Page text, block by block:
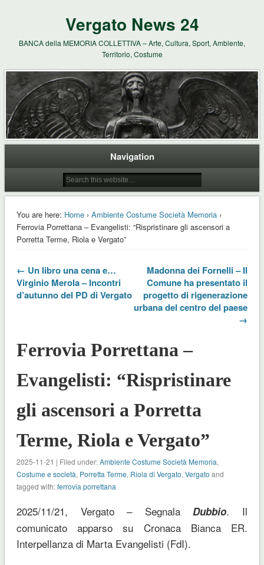
Vergato News 24
BANCA della MEMORIA COLLETTIVA – Arte, Cultura, Sport, Ambiente,
Territorio, Costume
Navigation
You are here: Home› Ambiente Costume Società Memoria›
Ferrovia Porrettana – Evangelisti: “Rispristinare gli ascensori a
Porretta Terme, Riola e Vergato”
← Un libro una cena e…
Virginio Merola – Incontri
d’autunno del PD di Vergato
Madonna dei Fornelli – Il
Comune ha presentato il
progetto di rigenerazione
urbana del centro del paese
→
Ferrovia Porrettana –
Evangelisti: “Rispristinare
gli ascensori a Porretta
Terme, Riola e Vergato”
2025-11-21 | Filed under:Ambiente Costume Società Memoria,
Costume e società, Porretta Terme, Riola di Vergato, Vergato and
tagged with:ferrovia porrettana
2025/11/21, Vergato – Segnala Dubbio. Il
comunicato apparso su Cronaca Bianca ER.
Interpellanza di Marta Evangelisti (FdI).